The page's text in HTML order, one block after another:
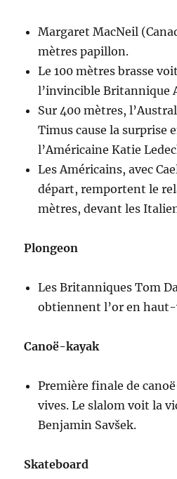
Margaret MacNeil
mètres papillon.
Le 100 mètres brasse
l’invincible Britannique
Sur 400 mètres,
Timus cause la surprise
l’Américaine Katie
Les Américains, avec
départ, remportent le
mètres, devant les
Plongeon
Les Britanniques Tom
obtiennent l’or en
Canoë-kayak
Première finale de
vives. Le slalom voit la
Benjamin Savšek.
Skateboard